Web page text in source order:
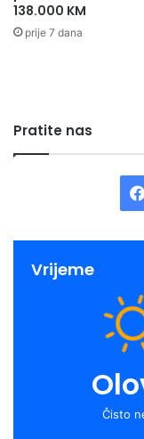
138.000 KM
prije 7 dana
Pratite nas
Vrijeme
Čisto